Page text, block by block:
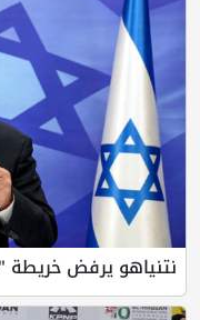
نتنياهو يرفض